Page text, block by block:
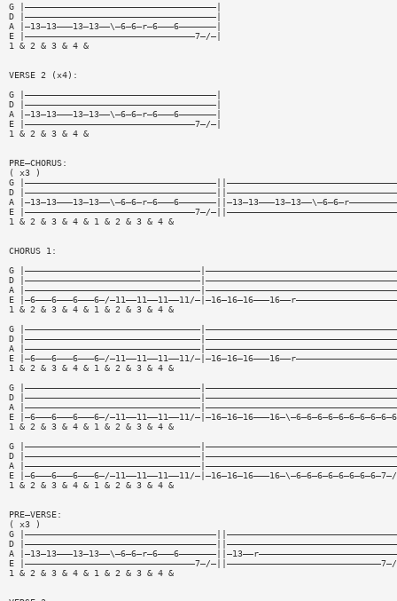
G |————————————————————————————————————|
D |————————————————————————————————————|
A |—13—13———13—13——\—6—6—r—6———6———————|
E |————————————————————————————————7—/—|
1 & 2 & 3 & 4 &
VERSE 2 (x4):
G |————————————————————————————————————|
D |————————————————————————————————————|
A |—13—13———13—13——\—6—6—r—6———6———————|
E |————————————————————————————————7—/—|
1 & 2 & 3 & 4 &
PRE—CHORUS:
( x3 )
G
D
A
E |————————————————————————————————7—/
1 & 2 & 3 & 4 & 1 & 2 & 3 & 4 &
CHORUS 1:
G
D
A
E |—6———6———6———6—/—11——11——11——11/
1 & 2 & 3 & 4 & 1 & 2 & 3 & 4 &
G
D
A
E |—6———6———6———6—/—11——11——11——11/
1 & 2 & 3 & 4 & 1 & 2 & 3 & 4 &
G
D
A
E |—6———6———6———6—/—11——11——11——11/
1 & 2 & 3 & 4 & 1 & 2 & 3 & 4 &
G
D
A
E |—6———6———6———6—/—11——11——11——11/
1 & 2 & 3 & 4 & 1 & 2 & 3 & 4 &
PRE—VERSE:
( x3 )
G
D
A
E |————————————————————————————————7—/
1 & 2 & 3 & 4 & 1 & 2 & 3 & 4 &